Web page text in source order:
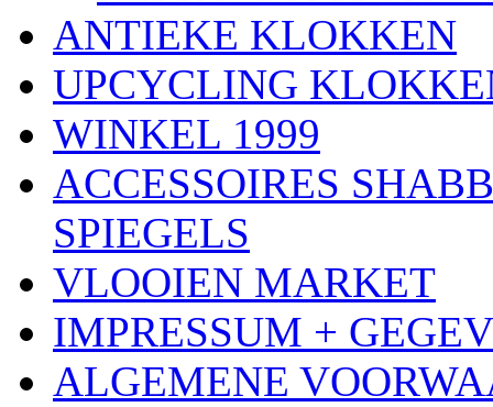
ANTIEKE KLOKKEN
UPCYCLING
WINKEL 1999
ACCESSOIRES
SPIEGELS
VLOOIEN MARKET
IMPRESSUM +
ALGEMENE